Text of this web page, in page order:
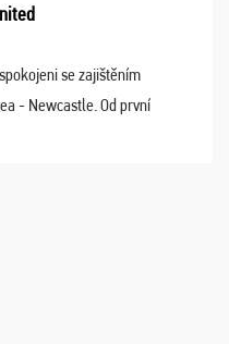
se zajištěním
- Newcastle. Od první